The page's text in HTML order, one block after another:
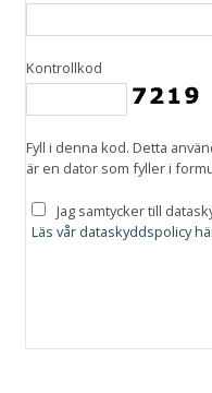
Kontrollkod
Fyll i denna kod. Detta
är en dator som fyller i
Jag samtycker till
Läs vår dataskyddspolicy